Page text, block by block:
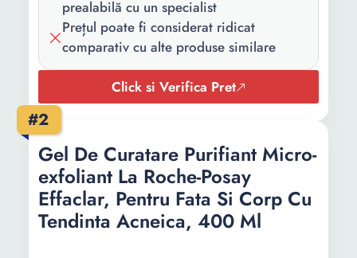
prealabilă cu un specialist
Prețul poate fi considerat ridicat
comparativ cu alte produse similare
Click si Verifica Pret
#2
Gel De Curatare Purifiant Micro-
exfoliant La Roche-Posay
Effaclar, Pentru Fata Si Corp Cu
Tendinta Acneica, 400 Ml